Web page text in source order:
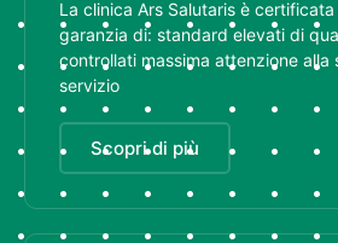
La clinica Ars Salutaris è certificata
garanzia di: standard elevati di
controllati massima attenzione alla
servizio
Scopri di più